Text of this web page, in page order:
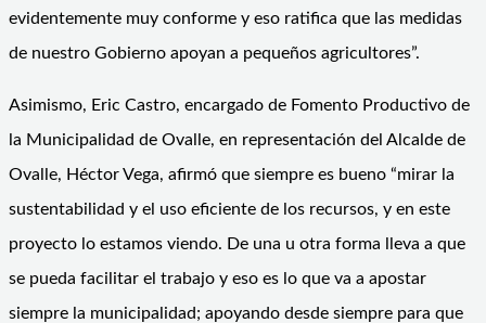
evidentemente muy conforme y eso ratifica que las medidas
de nuestro Gobierno apoyan a pequeños agricultores”.
Asimismo, Eric Castro, encargado de Fomento Productivo de
la Municipalidad de Ovalle, en representación del Alcalde de
Ovalle, Héctor Vega, afirmó que siempre es bueno “mirar la
sustentabilidad y el uso eficiente de los recursos, y en este
proyecto lo estamos viendo. De una u otra forma lleva a que
se pueda facilitar el trabajo y eso es lo que va a apostar
siempre la municipalidad; apoyando desde siempre para que